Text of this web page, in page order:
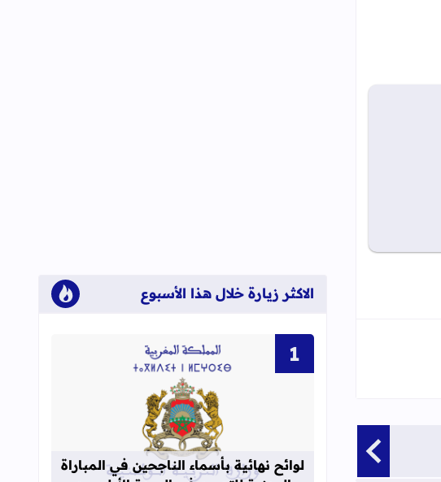
الاكثر زيارة خلال هذا الأسبوع
قراءة المزيد عن لوائح نهائية بأسماء
لوائح نهائية بأسماء الناجحين في المباراة